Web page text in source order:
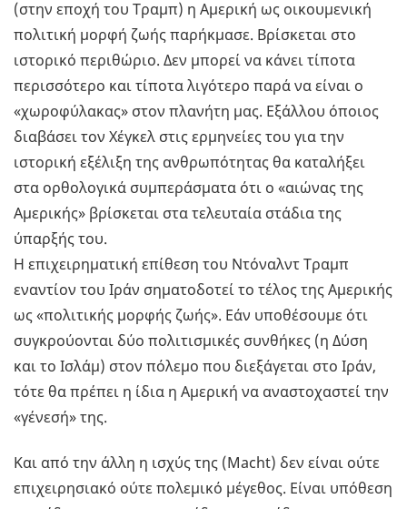
(στην εποχή του Tραμπ) η Αμερική ως οικουμενική
πολιτική μορφή ζωής παρήκμασε. Βρίσκεται στο
ιστορικό περιθώριο. Δεν μπορεί να κάνει τίποτα
περισσότερο και τίποτα λιγότερο παρά να είναι ο
«χωροφύλακας» στον πλανήτη μας. Εξάλλου όποιος
διαβάσει τον Χέγκελ στις ερμηνείες του για την
ιστορική εξέλιξη της ανθρωπότητας θα καταλήξει
στα ορθολογικά συμπεράσματα ότι ο «αιώνας της
Αμερικής» βρίσκεται στα τελευταία στάδια της
ύπαρξής του.
Η επιχειρηματική επίθεση του Ντόναλντ Tραμπ
εναντίον του Ιράν σηματοδοτεί το τέλος της Αμερικής
ως «πολιτικής μορφής ζωής». Εάν υποθέσουμε ότι
συγκρούονται δύο πολιτισμικές συνθήκες (η Δύση
και το Ισλάμ) στον πόλεμο που διεξάγεται στο Ιράν,
τότε θα πρέπει η ίδια η Αμερική να αναστοχαστεί την
«γένεσή» της.
Και από την άλλη η ισχύς της (Macht) δεν είναι ούτε
επιχειρησιακό ούτε πολεμικό μέγεθος. Είναι υπόθεση